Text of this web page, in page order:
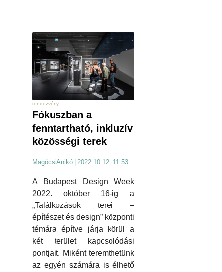
rendezvény
Fókuszban a
fenntartható, inkluzív
közösségi terek
MagócsiAnikó 2022.10.12. 11:53
A Budapest Design Week
2022. október 16-ig a
„Találkozások terei –
építészet és design” központi
témára építve járja körül a
két terület kapcsolódási
pontjait. Miként teremthetünk
az egyén számára is élhető